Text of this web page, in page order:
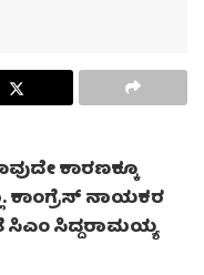
ಕಾರಣಕ್ಕೂ
ಕಾಂಗ್ರೆಸ್ ನಾಯಕರ
ಸಿದ್ದರಾಮಯ್ಯ